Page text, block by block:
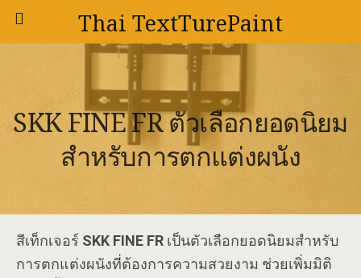
Thai TextTurePaint
SKK FINE FR ตัวเลือกยอดนิยม
สำหรับการตกแต่งผนัง
สีเท็กเจอร์ SKK FINE FR เป็นตัวเลือกยอดนิยมสำหรับ
การตกแต่งผนังที่ต้องการความสวยงาม ช่วยเพิ่มมิติ